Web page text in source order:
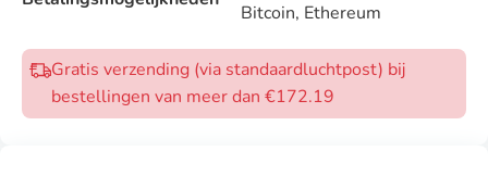
Bitcoin, Ethereum
Gratis verzending (via standaardluchtpost) bij
bestellingen van meer dan €172.19